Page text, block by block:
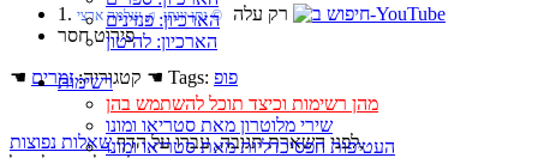
הארכיון: פנזינים
הארכיון: להיטון
רשימות
מהן רשימות וכיצד תוכל להשתמש בהן
שירי מלוטרון מאת סטריאו ומונו
העטיפות הפסיכדליות מאת סטריאו ומונו
1. רק עלה ‏ © נתן יונתן‏ ♫ שלמה ארצי
פירוט חסר
☚ קטגוריה:זמרים ☚ Tags: פופ
לפני השארת תגובה, עברו על הדףשאלות נפוצות
,